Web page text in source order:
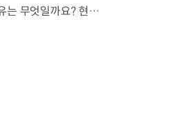
현대자동차 하이브리드 누적 판매 500만 대.많은 운전자들이 선택한 이유는 무엇일까요? 현대진행형 팟캐스트 EP.21에서 확인하세요.📻 #현대자동차그룹 #현대진행형 #모빌리티팟캐스트 #하이브리드 #연료 #미래모빌리티 #모빌리티